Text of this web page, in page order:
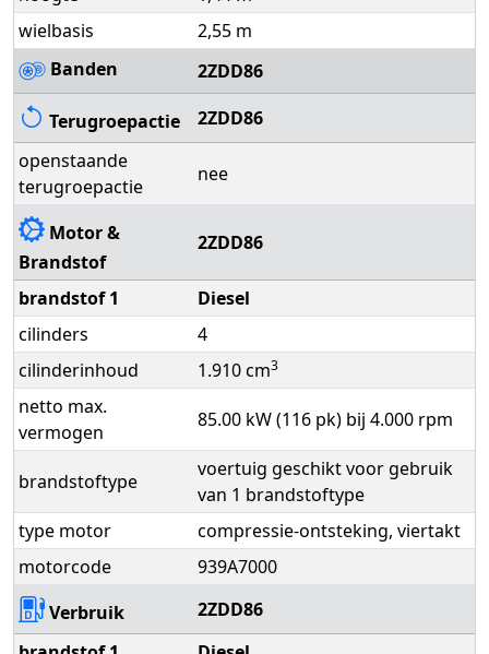
wielbasis
2,55 m
Banden
2ZDD86
Terugroepactie
2ZDD86
openstaande
terugroepactie
nee
Motor &
Brandstof
2ZDD86
brandstof 1
Diesel
cilinders
4
cilinderinhoud
1.910 cm3
netto max.
vermogen
85.00 kW (116 pk) bij 4.000 rpm
brandstoftype
voertuig geschikt voor gebruik
van 1 brandstoftype
type motor
compressie-ontsteking, viertakt
motorcode
939A7000
Verbruik
2ZDD86